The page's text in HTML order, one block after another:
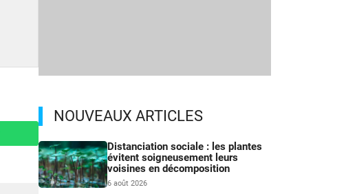
NOUVEAUX ARTICLES
Distanciation sociale : les plantes
évitent soigneusement leurs
voisines en décomposition
6 août 2026